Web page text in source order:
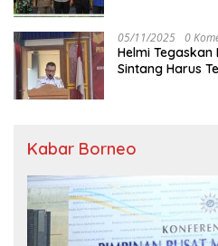
05/11/2025 0
Helmi
Sintang Harus
Kabar Borneo